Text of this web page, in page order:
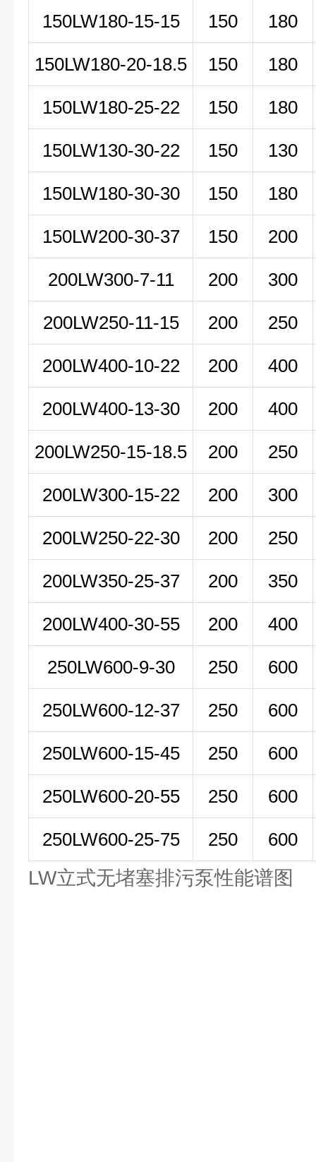
150LW180-15-15 150 180
150LW180-20-18.5 150 180
150LW180-25-22 150 180
150LW130-30-22 150 130
150LW180-30-30 150 180
150LW200-30-37 150 200
200LW300-7-11 200 300
200LW250-11-15 200 250
200LW400-10-22 200 400
200LW400-13-30 200 400
200LW250-15-18.5 200 250
200LW300-15-22 200 300
200LW250-22-30 200 250
200LW350-25-37 200 350
200LW400-30-55 200 400
250LW600-9-30 250 600
250LW600-12-37 250 600
250LW600-15-45 250 600
250LW600-20-55 250 600
250LW600-25-75 250 600
LW立式无堵塞排污泵性能谱图